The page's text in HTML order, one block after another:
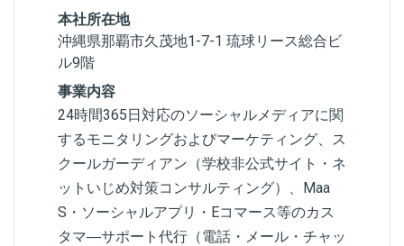
本社所在地
沖縄県那覇市久茂地1-7-1 琉球リース総合ビ
ル9階
事業内容
24時間365日対応のソーシャルメディアに関
するモニタリングおよびマーケティング、ス
クールガーディアン（学校非公式サイト・ネ
ットいじめ対策コンサルティング）、Maa
S・ソーシャルアプリ・Eコマース等のカス
タマ―サポート代行（電話・メール・チャッ